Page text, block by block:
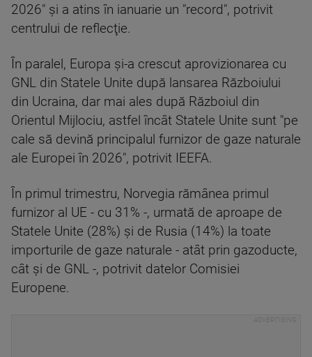
2026" şi a atins în ianuarie un "record", potrivit
centrului de reflecţie.
În paralel, Europa şi-a crescut aprovizionarea cu
GNL din Statele Unite după lansarea Războiului
din Ucraina, dar mai ales după Războiul din
Orientul Mijlociu, astfel încât Statele Unite sunt "pe
cale să devină principalul furnizor de gaze naturale
ale Europei în 2026", potrivit IEEFA.
În primul trimestru, Norvegia rămânea primul
furnizor al UE - cu 31% -, urmată de aproape de
Statele Unite (28%) şi de Rusia (14%) la toate
importurile de gaze naturale - atât prin gazoducte,
cât şi de GNL -, potrivit datelor Comisiei
Europene.